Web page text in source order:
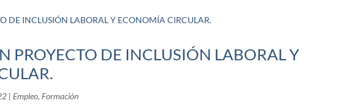
PROYECTO DE INCLUSIÓN LABORAL Y
| Empleo, Formación